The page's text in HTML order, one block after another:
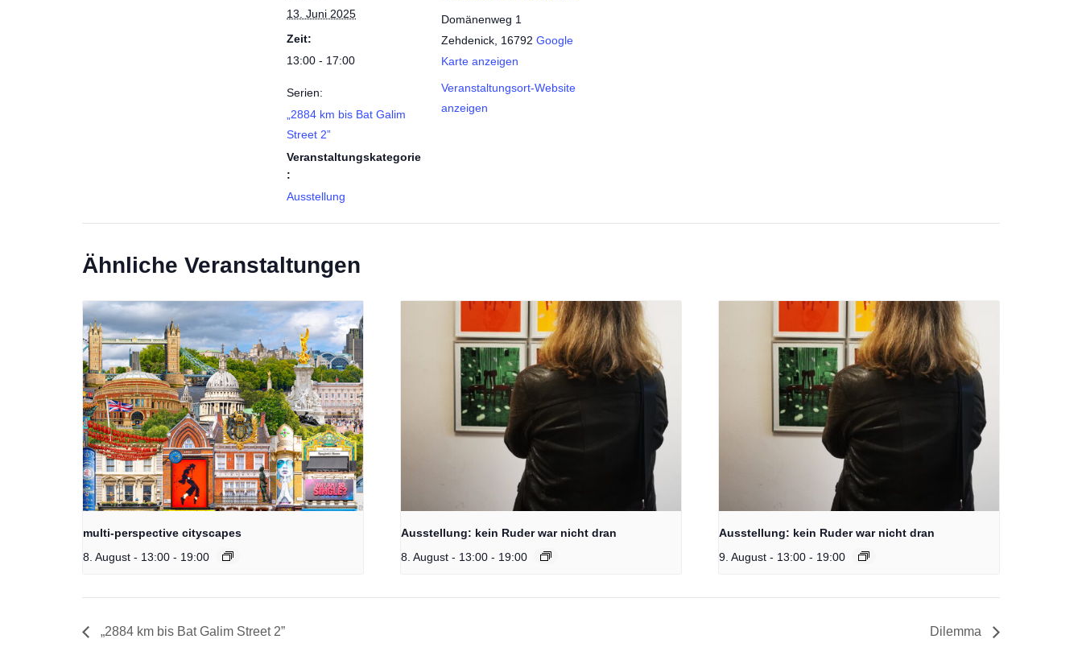
13. Juni 2025
Zeit:
13:00 - 17:00
Serien:
„2884 km bis Bat Galim
Street 2”
Veranstaltungskategorie
:
Ausstellung
Domänenweg 1
Zehdenick, 16792 Google
Karte anzeigen
Veranstaltungsort-Website
anzeigen
Ähnliche Veranstaltungen
multi-perspective cityscapes
8. August - 13:00 - 19:00
Ausstellung: kein Ruder war nicht dran
8. August - 13:00 - 19:00
Ausstellung: kein Ruder war nicht dran
9. August - 13:00 - 19:00
„2884 km bis Bat Galim Street 2” Dilemma